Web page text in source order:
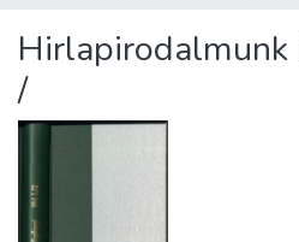
Statistics
About us
/